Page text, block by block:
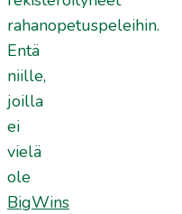
rahanopetuspeleihin.
Entä
niille,
joilla
ei
vielä
ole
BigWins